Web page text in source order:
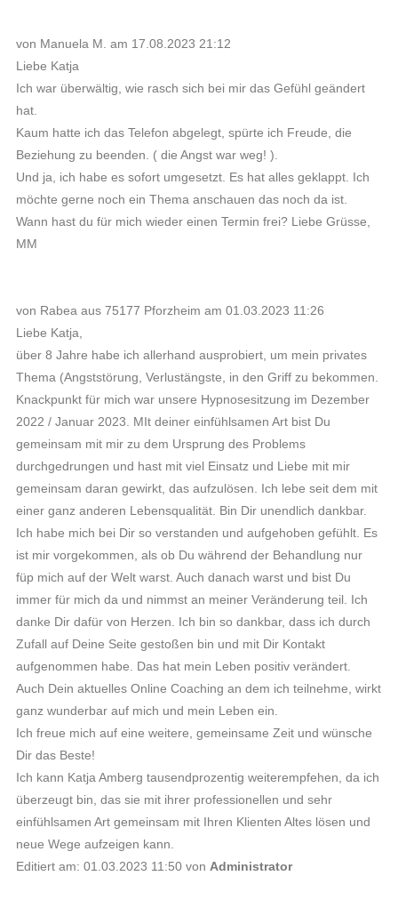
von Manuela M. am 17.08.2023 21:12
Liebe Katja
Ich war überwältig, wie rasch sich bei mir das Gefühl geändert
hat.
Kaum hatte ich das Telefon abgelegt, spürte ich Freude, die
Beziehung zu beenden. ( die Angst war weg! ).
Und ja, ich habe es sofort umgesetzt. Es hat alles geklappt. Ich
möchte gerne noch ein Thema anschauen das noch da ist.
Wann hast du für mich wieder einen Termin frei? Liebe Grüsse,
MM
von Rabea aus 75177 Pforzheim am 01.03.2023 11:26
Liebe Katja,
über 8 Jahre habe ich allerhand ausprobiert, um mein privates
Thema (Angststörung, Verlustängste, in den Griff zu bekommen.
Knackpunkt für mich war unsere Hypnosesitzung im Dezember
2022 / Januar 2023. MIt deiner einfühlsamen Art bist Du
gemeinsam mit mir zu dem Ursprung des Problems
durchgedrungen und hast mit viel Einsatz und Liebe mit mir
gemeinsam daran gewirkt, das aufzulösen. Ich lebe seit dem mit
einer ganz anderen Lebensqualität. Bin Dir unendlich dankbar.
Ich habe mich bei Dir so verstanden und aufgehoben gefühlt. Es
ist mir vorgekommen, als ob Du während der Behandlung nur
füp mich auf der Welt warst. Auch danach warst und bist Du
immer für mich da und nimmst an meiner Veränderung teil. Ich
danke Dir dafür von Herzen. Ich bin so dankbar, dass ich durch
Zufall auf Deine Seite gestoßen bin und mit Dir Kontakt
aufgenommen habe. Das hat mein Leben positiv verändert.
Auch Dein aktuelles Online Coaching an dem ich teilnehme, wirkt
ganz wunderbar auf mich und mein Leben ein.
Ich freue mich auf eine weitere, gemeinsame Zeit und wünsche
Dir das Beste!
Ich kann Katja Amberg tausendprozentig weiterempfehen, da ich
überzeugt bin, das sie mit ihrer professionellen und sehr
einfühlsamen Art gemeinsam mit Ihren Klienten Altes lösen und
neue Wege aufzeigen kann.
Editiert am: 01.03.2023 11:50 von Administrator